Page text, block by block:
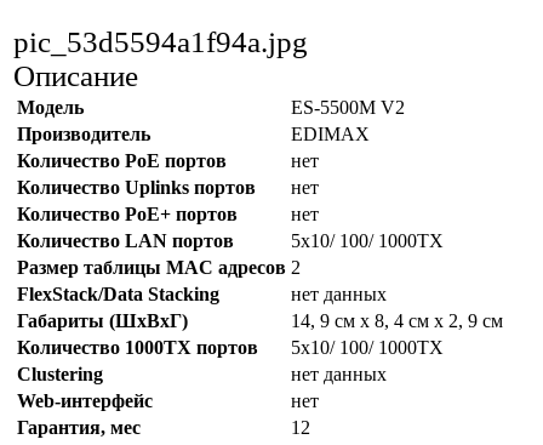
pic_53d5594a1f94a.jpg
Описание
Модель
ES-5500M V2
Производитель
EDIMAX
Количество PoE портов
нет
Количество Uplinks портов
нет
Количество PoE+ портов
нет
Количество LAN портов
5x10/ 100/ 1000TX
Размер таблицы MAC адресов 2
FlexStack/Data Stacking
нет данных
Габариты (ШхВхГ)
14, 9 см x 8, 4 см x 2, 9 см
Количество 1000TX портов
5x10/ 100/ 1000TX
Clustering
нет данных
Web-интерфейс
нет
Гарантия, мес
12